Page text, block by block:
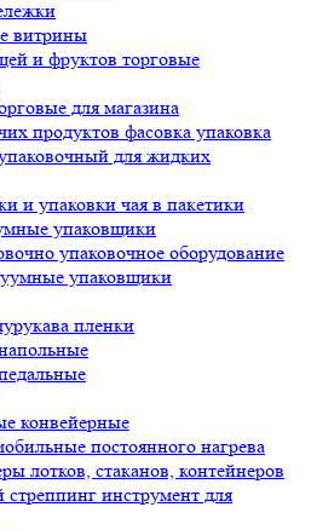
витрины
и фруктов торговые
для магазина
продуктов фасовка упаковка
для жидких
и упаковки чая в пакетики
упаковщики
упаковочное оборудование
упаковщики
пленки
конвейерные
постоянного нагрева
лотков, стаканов, контейнеров
инструмент для